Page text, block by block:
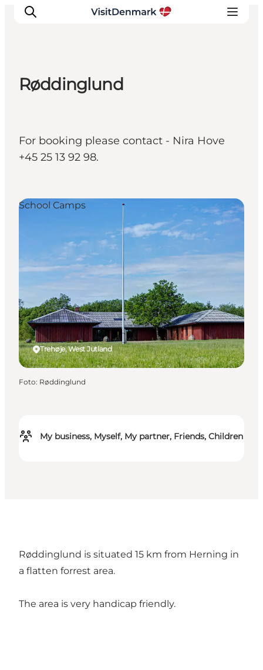
Wat te doen
Accommodaties
Røddinglund
For booking please contact - Nira Hove
+45 25 13 92 98.
My business, Myself, My partner, Friends, Children
Trehøje, West Jutland
School Camps
Foto: Røddinglund
Røddinglund is situated 15 km from Herning in
a flatten forrest area.
The area is very handicap friendly.